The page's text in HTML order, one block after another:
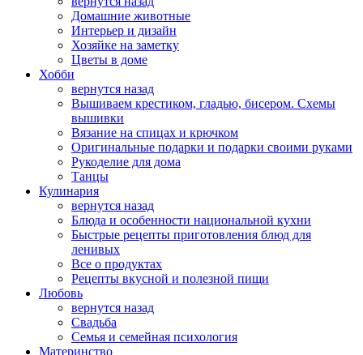
Домашние животные
Интерьер и дизайн
Хозяйке на заметку
Цветы в доме
Хобби
вернутся назад
Вышиваем крестиком, гладью, бисером. Схемы
вышивки
Вязание на спицах и крючком
Оригинальные подарки и подарки своими руками
Рукоделие для дома
Танцы
Кулинария
вернутся назад
Блюда и особенности национальной кухни
Быстрые рецепты приготовления блюд для
ленивых
Все о продуктах
Рецепты вкусной и полезной пищи
Любовь
вернутся назад
Свадьба
Семья и семейная психология
Материнство